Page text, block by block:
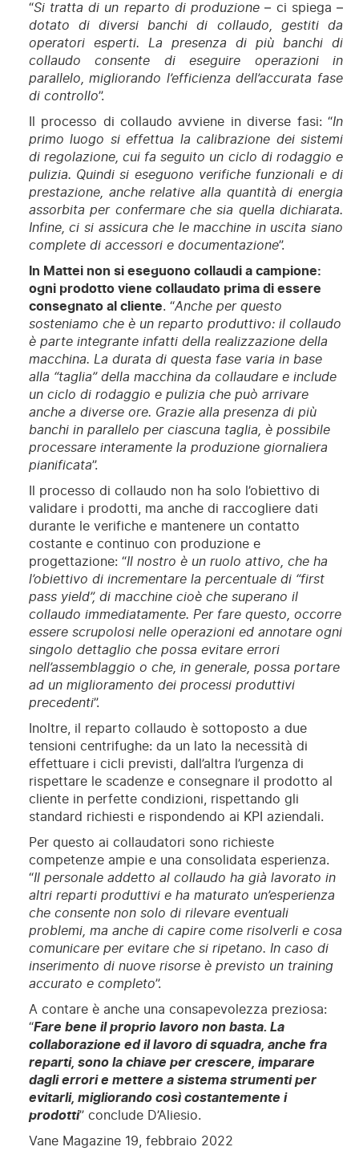
“Si tratta di un reparto di produzione – ci spiega –
dotato di diversi banchi di collaudo, gestiti da
operatori esperti. La presenza di più banchi di
collaudo consente di eseguire operazioni in
parallelo, migliorando l’efficienza dell’accurata fase
di controllo”.
Il processo di collaudo avviene in diverse fasi: “In
primo luogo si effettua la calibrazione dei sistemi
di regolazione, cui fa seguito un ciclo di rodaggio e
pulizia. Quindi si eseguono verifiche funzionali e di
prestazione, anche relative alla quantità di energia
assorbita per confermare che sia quella dichiarata.
Infine, ci si assicura che le macchine in uscita siano
complete di accessori e documentazione”.
In Mattei non si eseguono collaudi a campione:
ogni prodotto viene collaudato prima di essere
consegnato al cliente. “Anche per questo
sosteniamo che è un reparto produttivo: il collaudo
è parte integrante infatti della realizzazione della
macchina. La durata di questa fase varia in base
alla “taglia” della macchina da collaudare e include
un ciclo di rodaggio e pulizia che può arrivare
anche a diverse ore. Grazie alla presenza di più
banchi in parallelo per ciascuna taglia, è possibile
processare interamente la produzione giornaliera
pianificata”.
Il processo di collaudo non ha solo l’obiettivo di
validare i prodotti, ma anche di raccogliere dati
durante le verifiche e mantenere un contatto
costante e continuo con produzione e
progettazione: “Il nostro è un ruolo attivo, che ha
l’obiettivo di incrementare la percentuale di “first
pass yield”, di macchine cioè che superano il
collaudo immediatamente. Per fare questo, occorre
essere scrupolosi nelle operazioni ed annotare ogni
singolo dettaglio che possa evitare errori
nell’assemblaggio o che, in generale, possa portare
ad un miglioramento dei processi produttivi
precedenti”.
Inoltre, il reparto collaudo è sottoposto a due
tensioni centrifughe: da un lato la necessità di
effettuare i cicli previsti, dall’altra l’urgenza di
rispettare le scadenze e consegnare il prodotto al
cliente in perfette condizioni, rispettando gli
standard richiesti e rispondendo ai KPI aziendali.
Per questo ai collaudatori sono richieste
competenze ampie e una consolidata esperienza.
“Il personale addetto al collaudo ha già lavorato in
altri reparti produttivi e ha maturato un’esperienza
che consente non solo di rilevare eventuali
problemi, ma anche di capire come risolverli e cosa
comunicare per evitare che si ripetano. In caso di
inserimento di nuove risorse è previsto un training
accurato e completo”.
A contare è anche una consapevolezza preziosa:
“Fare bene il proprio lavoro non basta. La
collaborazione ed il lavoro di squadra, anche fra
reparti, sono la chiave per crescere, imparare
dagli errori e mettere a sistema strumenti per
evitarli, migliorando così costantemente i
prodotti” conclude D’Aliesio.
Vane Magazine 19, febbraio 2022